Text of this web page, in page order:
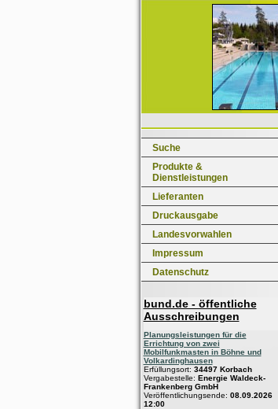
Suche
Produkte &
Dienstleistungen
Lieferanten
Druckausgabe
Landesvorwahlen
Impressum
Datenschutz
bund.de - öffentliche
Ausschreibungen
Planungsleistungen für die
Errichtung von zwei
Mobilfunkmasten in Böhne und
Volkardinghausen
Erfüllungsort: 34497 Korbach
Vergabestelle: Energie Waldeck-
Frankenberg GmbH
Veröffentlichungsende: 08.09.2026
12:00